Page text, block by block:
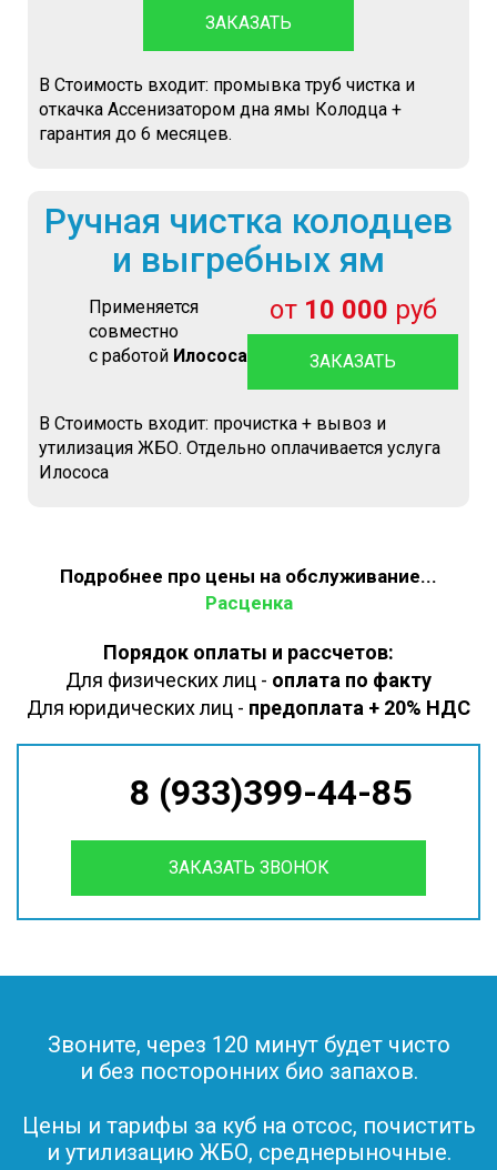
ЗАКАЗАТЬ
В Стоимость входит: промывка труб чистка и
откачка Ассенизатором дна ямы Колодца +
гарантия до 6 месяцев.
Ручная чистка колодцев
и выгребных ям
Применяется
совместно
с работой Илососа
от 10 000 руб
ЗАКАЗАТЬ
В Стоимость входит: прочистка + вывоз и
утилизация ЖБО. Отдельно оплачивается услуга
Илососа
Подробнее про цены на обслуживание...
Расценка
Порядок оплаты и рассчетов:
Для физических лиц - оплата по факту
Для юридических лиц - предоплата + 20% НДС
8 (933)399-44-85
ЗАКАЗАТЬ ЗВОНОК
Звоните, через 120 минут будет чисто
и без посторонних био запахов.
Цены и тарифы за куб на отсос, почистить
и утилизацию ЖБО, среднерыночные.